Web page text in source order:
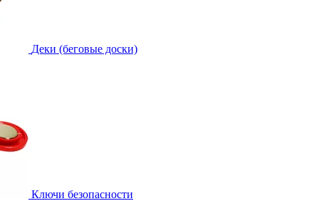
Деки (беговые доски)
Ключи безопасности